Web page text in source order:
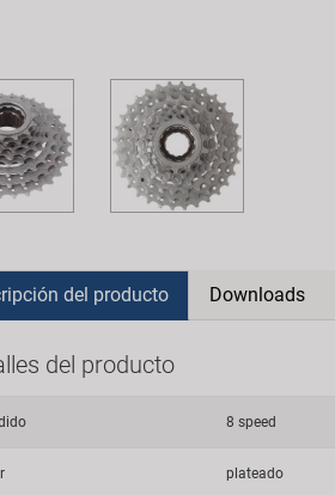
del producto Downloads
del producto
8 speed
plateado